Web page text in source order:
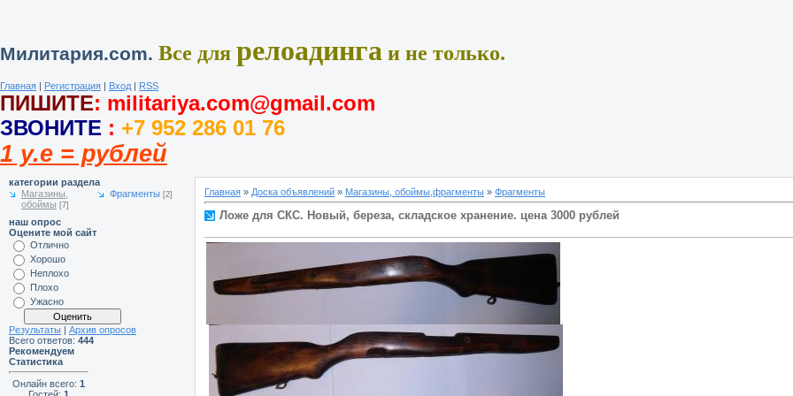
Милитария.com. Все для релоадинга и не только.
Главная | Регистрация | Вход | RSS
ПИШИТЕ: militariya.com@gmail.com
ЗВОНИТЕ : +7 952 286 01 76
1 у.е = рублей
категории раздела
Магазины,
обоймы [7]
Фрагменты [2]
наш опрос
Оцените мой сайт
Отлично
Хорошо
Неплохо
Плохо
Ужасно
Результаты | Архив опросов
Всего ответов: 444
Рекомендуем
Статистика
Онлайн всего: 1
Главная » Доска объявлений » Магазины, обоймы,фрагменты » Фрагменты
Ложе для СКС. Новый, береза, складское хранение. цена 3000 рублей